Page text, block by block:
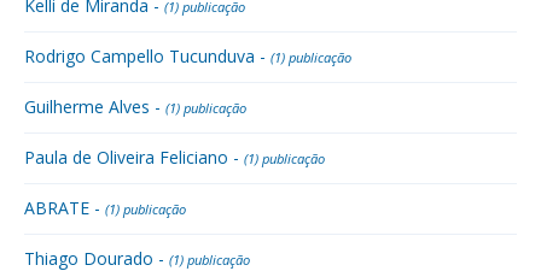
Kelli de Miranda - (1) publicação
Rodrigo Campello Tucunduva - (1) publicação
Guilherme Alves - (1) publicação
Paula de Oliveira Feliciano - (1) publicação
ABRATE - (1) publicação
Thiago Dourado - (1) publicação